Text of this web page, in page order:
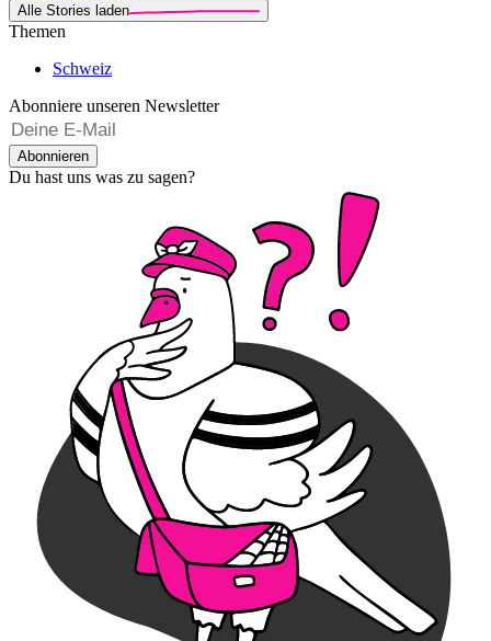
Alle Stories laden
Themen
Schweiz
Abonniere unseren Newsletter
Abonnieren
Du hast uns was zu sagen?